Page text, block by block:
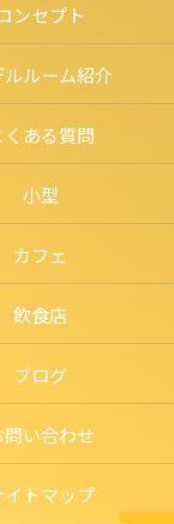
ンセプト
ルルーム紹介
くある質問
小型
カフェ
飲食店
ブログ
問い合わせ
イトマップ